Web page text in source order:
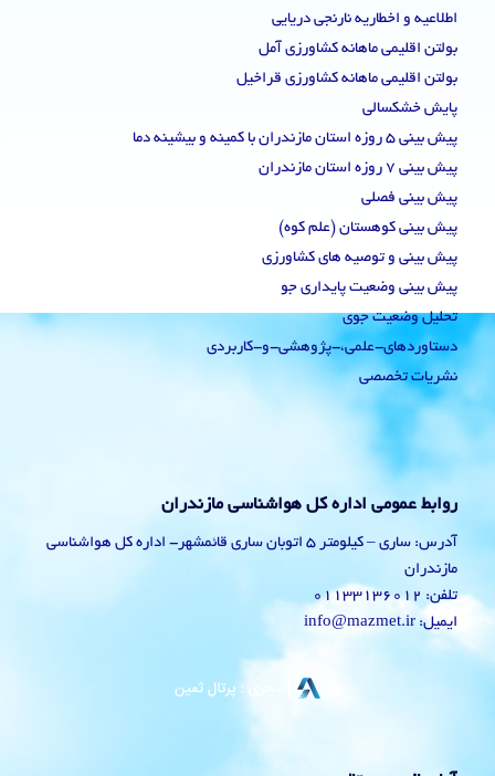
اطلاعیه و اخطاریه نارنجی دریایی
بولتن اقلیمی ماهانه کشاورزی آمل
بولتن اقلیمی ماهانه کشاورزی قراخیل
پایش خشکسالی
پیش بینی 5 روزه استان مازندران با کمینه و بیشینه دما
پیش بینی 7 روزه استان مازندران
پیش بینی فصلی
پیش بینی کوهستان (علم کوه)
پیش بینی و توصیه های کشاورزی
پیش بینی وضعیت پایداری جو
تحلیل وضعیت جوی
دستاوردهای-علمی،-پژوهشی-و-کاربردی
نشریات تخصصی
روابط عمومی اداره کل هواشناسی مازندران
آدرس: ساری – کیلومتر 5 اتوبان ساری قائمشهر- اداره کل هواشناسی
مازندران
تلفن: 01133136012
ایمیل: info@mazmet.ir